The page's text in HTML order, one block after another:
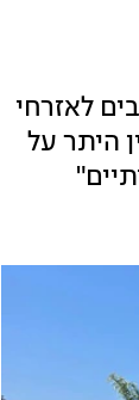
לאזרחי
מעל ל-70 אלף פניות, בין היתר על